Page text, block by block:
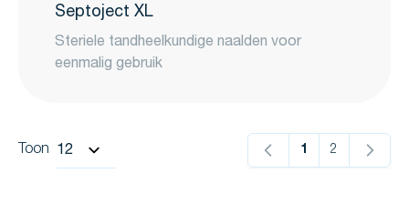
Septoject XL
Steriele tandheelkundige naalden voor
eenmalig gebruik
U lees
1 2
Toon